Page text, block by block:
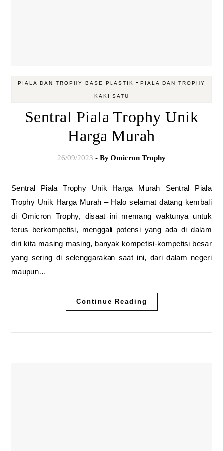
PIALA DAN TROPHY BASE PLASTIK - PIALA DAN TROPHY
KAKI SATU
Sentral Piala Trophy Unik
Harga Murah
26/09/2023 - By Omicron Trophy
Sentral Piala Trophy Unik Harga Murah Sentral Piala
Trophy Unik Harga Murah – Halo selamat datang kembali
di Omicron Trophy, disaat ini memang waktunya untuk
terus berkompetisi, menggali potensi yang ada di dalam
diri kita masing masing, banyak kompetisi-kompetisi besar
yang sering di selenggarakan saat ini, dari dalam negeri
maupun…
Continue Reading